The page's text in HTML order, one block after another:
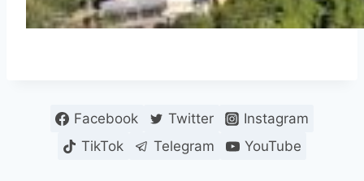
Facebook Twitter
Instagram
TikTok
Telegram YouTube